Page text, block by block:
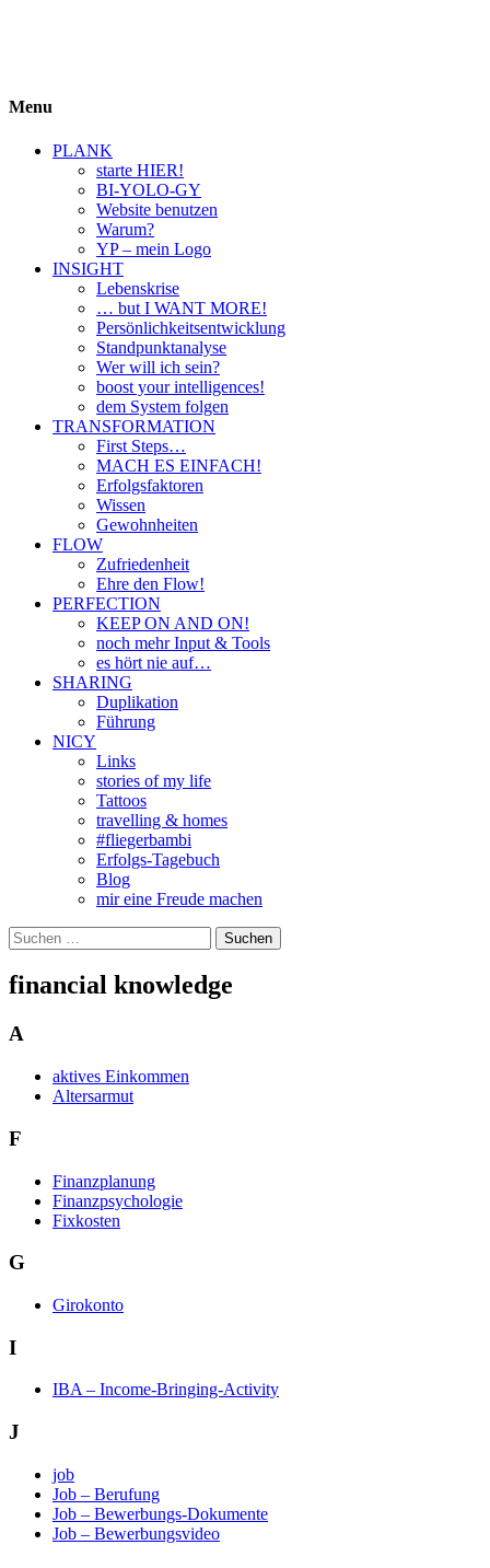
Menu
PLANK
starte HIER!
BI-YOLO-GY
Website benutzen
Warum?
YP – mein Logo
INSIGHT
Lebenskrise
… but I WANT MORE!
Persönlichkeitsentwicklung
Standpunktanalyse
Wer will ich sein?
boost your intelligences!
dem System folgen
TRANSFORMATION
First Steps…
MACH ES EINFACH!
Erfolgsfaktoren
Wissen
Gewohnheiten
FLOW
Zufriedenheit
Ehre den Flow!
PERFECTION
KEEP ON AND ON!
noch mehr Input & Tools
es hört nie auf…
SHARING
Duplikation
Führung
NICY
Links
stories of my life
Tattoos
travelling & homes
#fliegerbambi
Erfolgs-Tagebuch
Blog
mir eine Freude machen
Suchen
nach:
financial knowledge
A
aktives Einkommen
Altersarmut
F
Finanzplanung
Finanzpsychologie
Fixkosten
G
Girokonto
I
IBA – Income-Bringing-Activity
J
job
Job – Berufung
Job – Bewerbungs-Dokumente
Job – Bewerbungsvideo